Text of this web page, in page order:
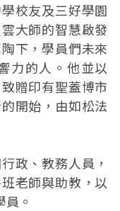
校友及三好學園
大師的智慧啟發
下，學員們未來
力的人。他並以
贈印有聖蓋博市
開始，由如松法
政、教務人員，
老師與助教，以
。